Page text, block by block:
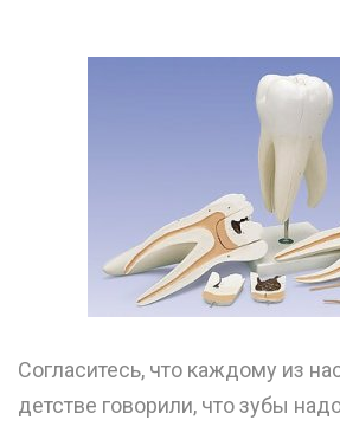
Согласитесь, что каждому из
детстве говорили, что зубы